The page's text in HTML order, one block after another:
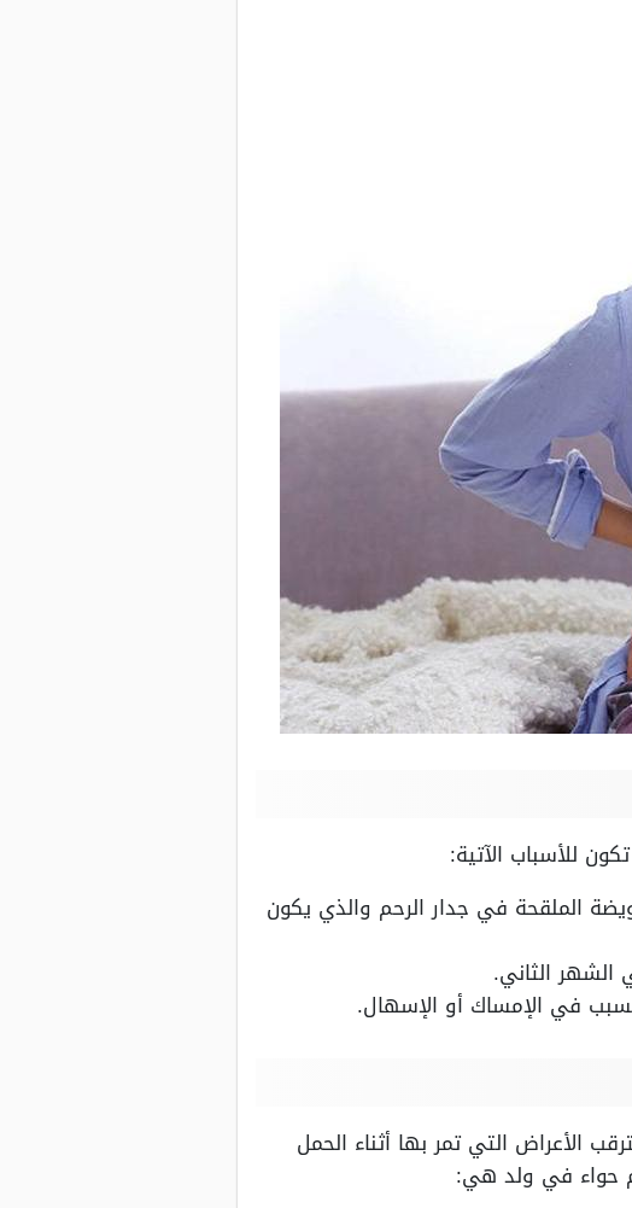
للأسباب الآتية:
الملقحة في جدار الرحم والذي يكون
الثاني.
في الإمساك أو الإسهال.
الأعراض التي تمر بها أثناء الحمل
حواء في ولد هي: